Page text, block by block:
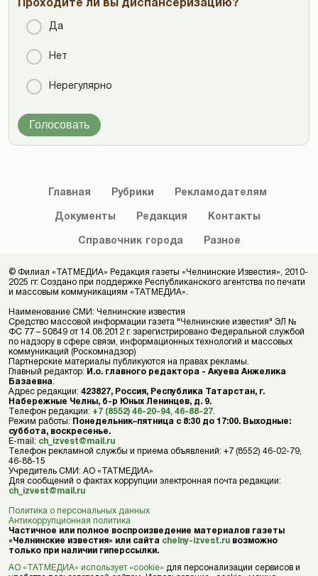
Проходите ли вы диспансеризацию?
Да
Нет
Нерегулярно
Голосовать
Главная Рубрики Рекламодателям
Документы Редакция Контакты
Справочник города Разное
© Филиал «ТАТМЕДИА» Редакция газеты «Челнинские Известия», 2010-
2025 гг. Создано при поддержке Республиканского агентства по печати
и массовым коммуникациям «ТАТМЕДИА».
Наименование СМИ: Челнинские известия
Средство массовой информации газета "Челнинские известия" ЭЛ №
ФС 77 – 50849 от 14.08.2012 г. зарегистрировано Федеральной службой
по надзору в сфере связи, информационных технологий и массовых
коммуникаций (Роскомнадзор)
Партнерские материалы публикуются на правах рекламы.
Главный редактор: И.о. главного редактора - Акуева Анжелика
Базаевна
Адрес редакции: 423827, Россия, Республика Татарстан, г.
Набережные Челны, б-р Юных Ленинцев, д. 9.
Телефон редакции: +7 (8552) 46-20-94 46-88-27
Режим работы: Понедельник–пятница с 8:30 до 17:00. Выходные:
суббота, воскресенье.
E-mail: ch_izvest@mail.ru
Телефон рекламной службы и приема объявлений: +7 (8552) 46-02-79,
46-88-15
Учредитель СМИ: АО «ТАТМЕДИА»
Для сообщений о фактах коррупции электронная почта редакции:
ch_izvest@mail.ru
Политика о персональных данных
Антикоррупционная политика
Частичное или полное воспроизведение материалов газеты
«Челнинские известия» или сайта chelny-izvest.ru возможно
только при наличии гиперссылки.
АО «ТАТМЕДИА» использует «cookie» для персонализации сервисов и